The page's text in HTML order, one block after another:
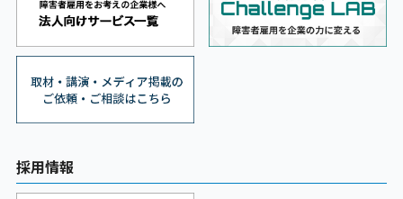
採用情報